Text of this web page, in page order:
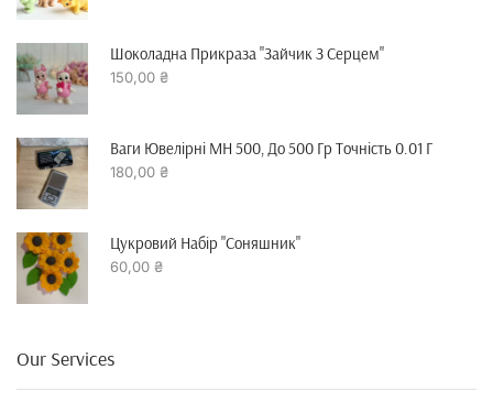
Шоколадна Прикраза "зайчик З Серцем"
150,00 ₴
Ваги Ювелірні MH 500, До 500 Гр Точність 0.01 Г
180,00 ₴
Цукровий Набір "Соняшник"
60,00 ₴
Our Services